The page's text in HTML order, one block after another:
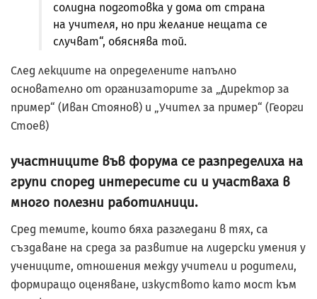
солидна подготовка у дома от страна
на учителя, но при желание нещата се
случват“, обяснява той.
След лекциите на определените напълно
основателно от организаторите за „Директор за
пример“ (Иван Стоянов) и „Учител за пример“ (Георги
Стоев)
участниците във форума се разпределиха на
групи според интересите си и участваха в
много полезни работилници.
Сред темите, които бяха разгледани в тях, са
създаване на среда за развитие на лидерски умения у
учениците, отношения между учители и родители,
формиращо оценяване, изкуството като мост към